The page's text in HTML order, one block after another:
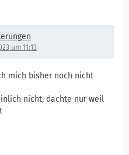
um 11:13
mich bisher noch nicht
nicht, dachte nur weil